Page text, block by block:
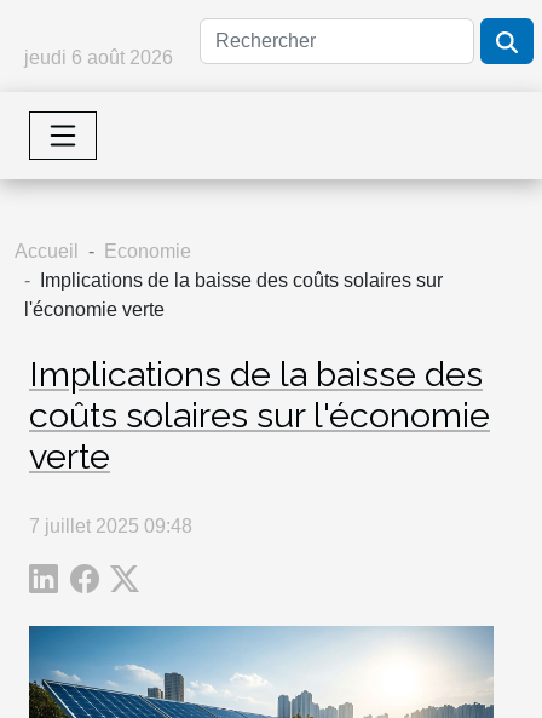
jeudi 6 août 2026
Accueil
Economie
Implications de la baisse des coûts solaires sur
l'économie verte
Implications de la baisse des
coûts solaires sur l'économie
verte
7 juillet 2025 09:48